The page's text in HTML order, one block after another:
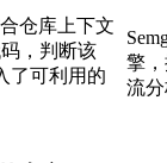
仓库上下文
，判断该
了可利用的
擎
流分